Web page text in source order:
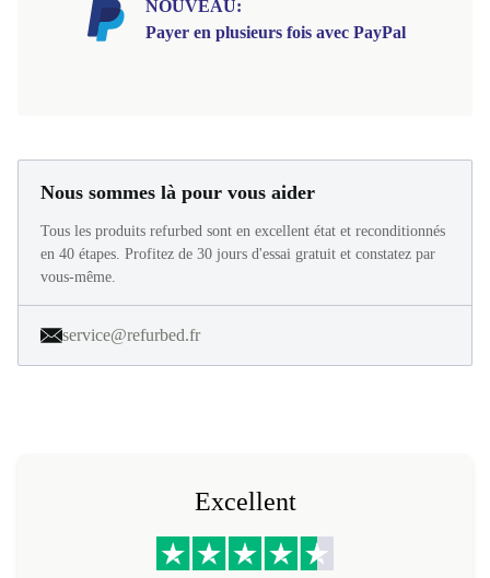
NOUVEAU:
Nous sommes là pour vous aider
Tous les produits refurbed sont en excellent état et reconditionnés
service@refurbed.fr
Excellent